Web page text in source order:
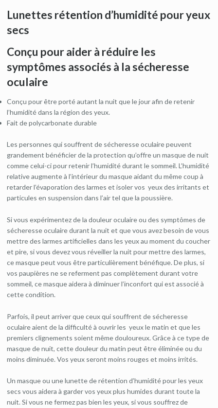
Lunettes rétention d’humidité pour yeux
secs
Conçu pour aider à réduire les
symptômes associés à la sécheresse
oculaire
Conçu pour être porté autant la nuit que le jour afin de retenir
l’humidité dans la région des yeux.
Fait de polycarbonate durable
Les personnes qui souffrent de sécheresse oculaire peuvent
grandement bénéficier de la protection qu’offre un masque de nuit
comme celui-ci pour retenir l’humidité durant le sommeil. L’humidité
relative augmente à l’intérieur du masque aidant du même coup à
retarder l’évaporation des larmes et isoler vos yeux des irritants et
particules en suspension dans l’air tel que la poussière.
Si vous expérimentez de la douleur oculaire ou des symptômes de
sécheresse oculaire durant la nuit et que vous avez besoin de vous
mettre des larmes artificielles dans les yeux au moment du coucher
et pire, si vous devez vous réveiller la nuit pour mettre des larmes,
ce masque peut vous être particulièrement bénéfique. De plus, si
vos paupières ne se referment pas complètement durant votre
sommeil, ce masque aidera à diminuer l’inconfort qui est associé à
cette condition.
Parfois, il peut arriver que ceux qui souffrent de sécheresse
oculaire aient de la difficulté à ouvrir les yeux le matin et que les
premiers clignements soient même douloureux. Grâce à ce type de
masque de nuit, cette douleur du matin peut être éliminée ou du
moins diminuée. Vos yeux seront moins rouges et moins irrités.
Un masque ou une lunette de rétention d’humidité pour les yeux
secs vous aidera à garder vos yeux plus humides durant toute la
nuit. Si vous ne fermez pas bien les yeux, si vous souffrez de